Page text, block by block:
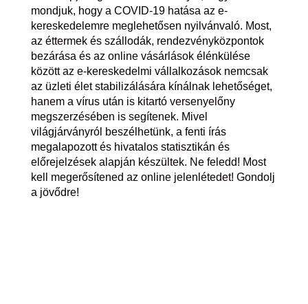
mondjuk, hogy a COVID-19 hatása az e-
kereskedelemre meglehetősen nyilvánvaló. Most,
az éttermek és szállodák, rendezvényközpontok
bezárása és az online vásárlások élénkülése
között az e-kereskedelmi vállalkozások nemcsak
az üzleti élet stabilizálására kínálnak lehetőséget,
hanem a vírus után is kitartó versenyelőny
megszerzésében is segítenek. Mivel
világjárványról beszélhetünk, a fenti írás
megalapozott és hivatalos statisztikán és
előrejelzések alapján készültek. Ne feledd! Most
kell megerősítened az online jelenlétedet! Gondolj
a jövődre!